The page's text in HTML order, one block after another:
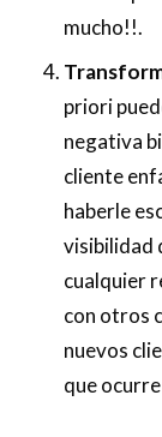
mucho!!.
priori
negativa
cliente
haberle
visibilidad
cualquier
con otros
nuevos
que